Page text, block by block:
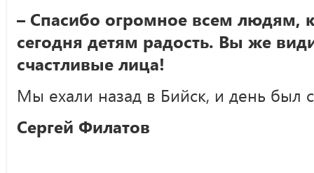
– Спасибо огромное всем людям,
сегодня детям радость. Вы же
счастливые лица!
Мы ехали назад в Бийск, и день был
Сергей Филатов